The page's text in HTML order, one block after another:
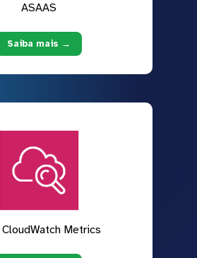
ASAAS
Saiba mais →
CloudWatch Metrics